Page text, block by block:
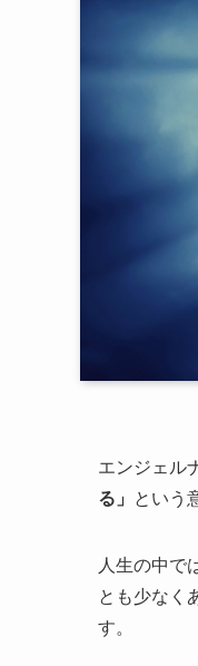
エンジェル
る」
という
人生の中で
とも少なく
す。